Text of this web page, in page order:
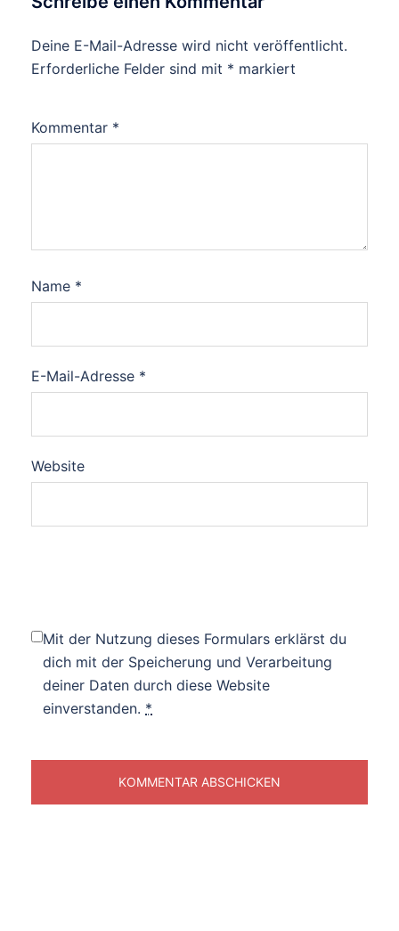
Deine E-Mail-Adresse wird nicht veröffentlicht.
Erforderliche Felder sind mit * markiert
Kommentar *
Name *
E-Mail-Adresse *
Website
Mit der Nutzung dieses Formulars erklärst du
dich mit der Speicherung und Verarbeitung
deiner Daten durch diese Website
einverstanden. *